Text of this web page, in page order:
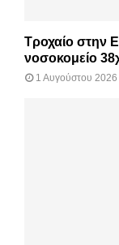
Τροχαίο στην
νοσοκομείο
1 Αυγούστου 2026